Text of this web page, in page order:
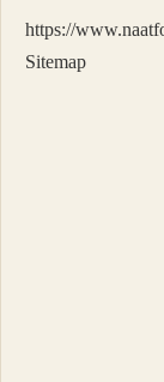
https://
Sitemap